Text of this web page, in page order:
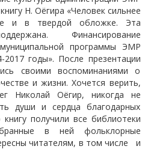
Н. Оёгира «Человек сильнее
и в твердой обложке. Эта
Финансирование
программы ЭМР
2017 годы». После презентации
своими воспоминаниями о
и жизни. Хочется верить,
Николай Оёгир, никогда не
души и сердца благодарных
получили все библиотеки
в ней фольклорные
читателям, в том числе и